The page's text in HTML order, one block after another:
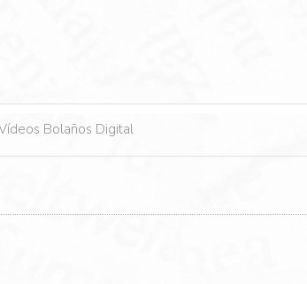
Bolaños Digital